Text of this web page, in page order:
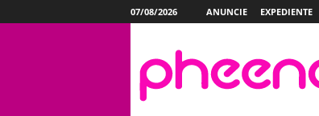
07/08/2026 ANUNCIE EXPEDIENTE